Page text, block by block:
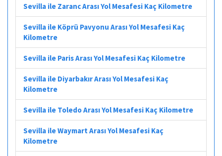
Sevilla ile Zaranc Arası Yol Mesafesi Kaç Kilometre
Sevilla ile Köprü Pavyonu Arası Yol Mesafesi Kaç
Kilometre
Sevilla ile Paris Arası Yol Mesafesi Kaç Kilometre
Sevilla ile Diyarbakır Arası Yol Mesafesi Kaç
Kilometre
Sevilla ile Toledo Arası Yol Mesafesi Kaç Kilometre
Sevilla ile Waymart Arası Yol Mesafesi Kaç
Kilometre